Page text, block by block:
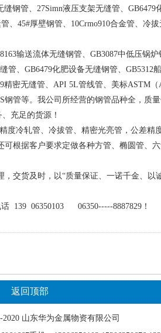
缝钢管、27Simn液压支架无缝管、GB6479
、45#厚壁钢管、10Crmo910合金管、冷
输送流体无缝钢管、GB3087中低压锅炉
管、GB6479化肥设备无缝钢管、GB5312
精密无缝管、API 5L管线管、美标ASTM
钢管等。我公司所经营的钢管品种全，质
充足的货源！
冷轧管、冷拔管、精密光亮管，公差精
可根据客户要求定做各种方管、椭圆管、
交货及时，以“质量保证、一诺千金、以
139 06350103 06350-----8887829！
返回顶部
山东华为金属物资有限公司